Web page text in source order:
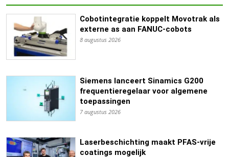
Cobotintegratie koppelt Movotrak als
externe as aan FANUC-cobots
8 augustus 2026
Siemens lanceert Sinamics G200
frequentieregelaar voor algemene
toepassingen
7 augustus 2026
Laserbeschichting maakt PFAS-vrije
coatings mogelijk